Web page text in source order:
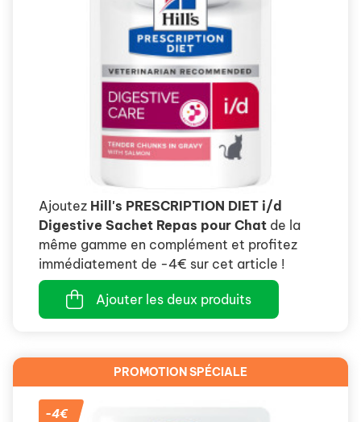
Ajoutez Hill's PRESCRIPTION DIET i/d
Digestive Sachet Repas pour Chat de la
même gamme en complément et profitez
immédiatement de -4€ sur cet article !
Ajouter les deux produits
PROMOTION SPÉCIALE
-4€